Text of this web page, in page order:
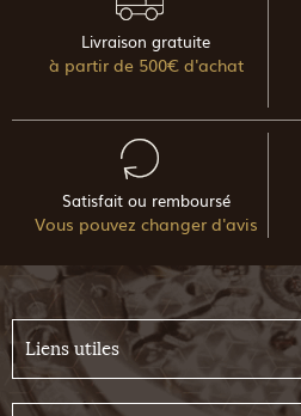
Livraison gratuite
à partir de 500€ d'achat
Satisfait ou remboursé
Vous pouvez changer d'avis
Liens utiles